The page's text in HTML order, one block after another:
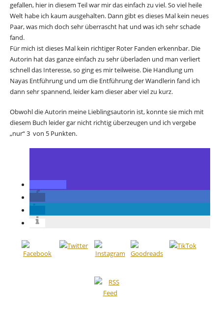
gefallen, hier in diesem Teil war mir das einfach zu viel. So viel heile
Welt habe ich kaum ausgehalten. Dann gibt es dieses Mal kein neues
Paar, was mich doch sehr überrascht hat und was ich sehr schade
fand.
Für mich ist dieses Mal kein richtiger Roter Fanden erkennbar. Die
Autorin hat das ganze einfach zu sehr überladen und man verliert
schnell das Interesse, so ging es mir teilweise. Die Handlung um
Nayas Entführung und um die Entführung der Wandlerin fand ich
dann sehr spannend, leider kam dieser aber viel zu kurz.
Obwohl die Autorin meine Lieblingsautorin ist, konnte sie mich mit
diesem Buch leider gar nicht richtig überzeugen und ich vergebe
„nur“ 3 von 5 Punkten.